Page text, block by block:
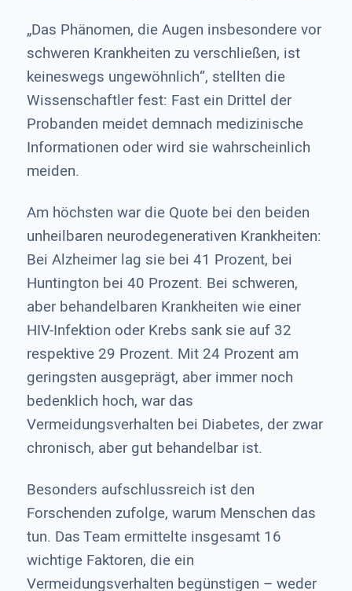
„Das Phänomen, die Augen insbesondere vor
schweren Krankheiten zu verschließen, ist
keineswegs ungewöhnlich“, stellten die
Wissenschaftler fest: Fast ein Drittel der
Probanden meidet demnach medizinische
Informationen oder wird sie wahrscheinlich
meiden.
Am höchsten war die Quote bei den beiden
unheilbaren neurodegenerativen Krankheiten:
Bei Alzheimer lag sie bei 41 Prozent, bei
Huntington bei 40 Prozent. Bei schweren,
aber behandelbaren Krankheiten wie einer
HIV-Infektion oder Krebs sank sie auf 32
respektive 29 Prozent. Mit 24 Prozent am
geringsten ausgeprägt, aber immer noch
bedenklich hoch, war das
Vermeidungsverhalten bei Diabetes, der zwar
chronisch, aber gut behandelbar ist.
Besonders aufschlussreich ist den
Forschenden zufolge, warum Menschen das
tun. Das Team ermittelte insgesamt 16
wichtige Faktoren, die ein
Vermeidungsverhalten begünstigen – weder